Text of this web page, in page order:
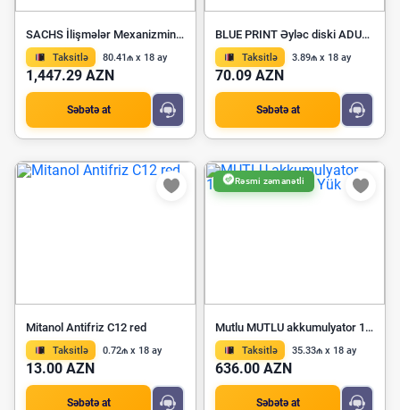
SACHS İlişmələr Mexanizminin İşlək Silindiri 3981 600 000
Taksitlə 80.41₼ x 18 ay
1,447.29 AZN
Səbətə at
BLUE PRINT Əyləc diski ADU174377
Taksitlə 3.89₼ x 18 ay
70.09 AZN
Səbətə at
Mitanol Antifriz C12 red
Taksitlə 0.72₼ x 18 ay
13.00 AZN
Səbətə at
Rəsmi zəmanətli
Mutlu MUTLU akkumulyator 190AH 1300 12V Yük
Taksitlə 35.33₼ x 18 ay
636.00 AZN
Səbətə at